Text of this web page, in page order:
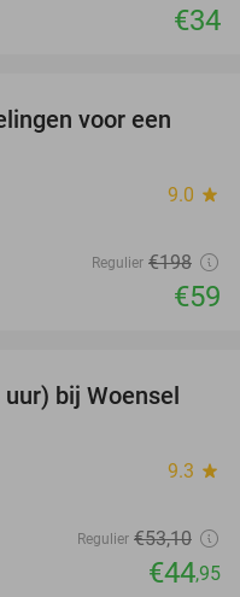
€34
70%
voor een
9.0 star
Regulier €198
€59
15%
bij Woensel
9.3 star
Regulier €53,10
€44,95